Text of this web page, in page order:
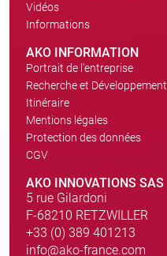
Vidéos
Informations
AKO INFORMATION
Portrait de l'entreprise
Recherche et Développement
Itinéraire
Mentions légales
Protection des données
CGV
AKO INNOVATIONS SAS
5 rue Gilardoni
F-68210 RETZWILLER
+33 (0) 389 401213
info@ako-france.com